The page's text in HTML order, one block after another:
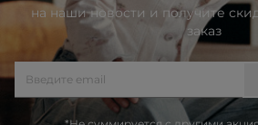
на наши новости и получите
заказ